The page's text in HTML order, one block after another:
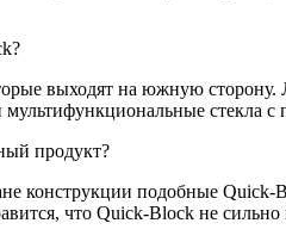
выходят на южную сторону.
продукт?
подобные Quick-
что Quick-Block не